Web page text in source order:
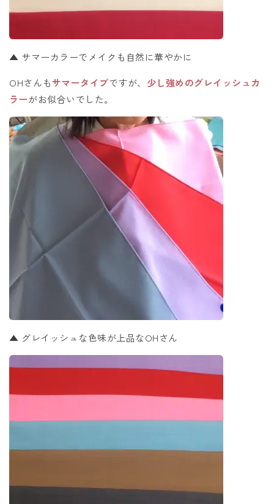
▲ サマーカラーでメイクも自然に華やかに
OHさんもサマータイプですが、 少し強めのグレイッシュカ
ラーがお似合いでした。
▲ グレイッシュな色味が上品なOHさん